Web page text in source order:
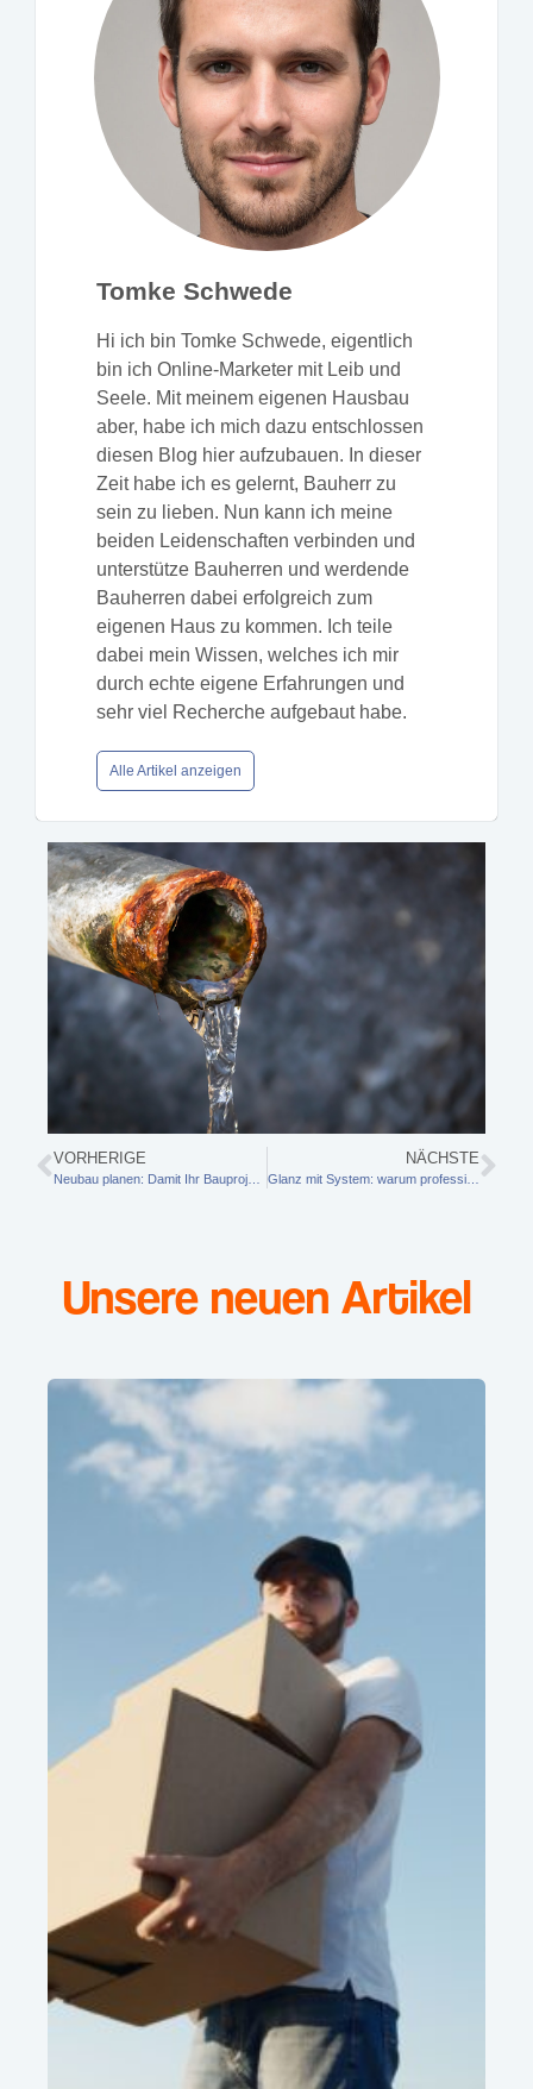
Tomke Schwede
Hi ich bin Tomke Schwede, eigentlich
bin ich Online-Marketer mit Leib und
Seele. Mit meinem eigenen Hausbau
aber, habe ich mich dazu entschlossen
diesen Blog hier aufzubauen. In dieser
Zeit habe ich es gelernt, Bauherr zu
sein zu lieben. Nun kann ich meine
beiden Leidenschaften verbinden und
unterstütze Bauherren und werdende
Bauherren dabei erfolgreich zum
eigenen Haus zu kommen. Ich teile
dabei mein Wissen, welches ich mir
durch echte eigene Erfahrungen und
sehr viel Recherche aufgebaut habe.
Alle Artikel anzeigen
VORHERIGE NÄCHSTE
Glanz mit System: warum professionelle Pflege im Eigenheim weit über den Putzeimer hinausgeht
Unsere neuen Artikel